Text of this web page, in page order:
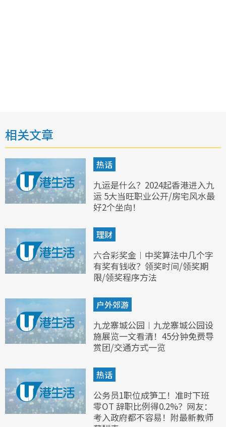
相关文章
热话
九运是什么？2024起香港进入九
运 5大当旺职业公开/房宅风水最
好2个坐向！
理财
六合彩奖金︱中奖算法中几个字
有奖有钱收？领奖时间/领奖期
限/领奖程序方法
户外郊游
九龙寨城公园︱九龙寨城公园设
施展览一文看清！45分钟免费导
赏团/交通方式一览
热话
公务员1职位成笋工！准时下班
零OT 辞职比例得0.2%？网友：
考入政府都不容易！附最新教师